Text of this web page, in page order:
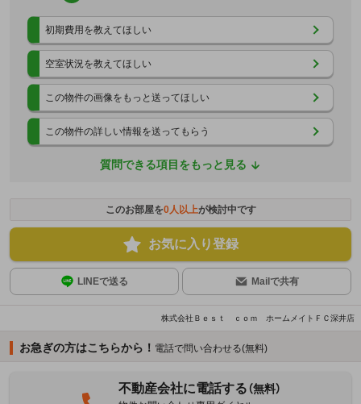
初期費用を教えてほしい
空室状況を教えてほしい
この物件の画像をもっと送ってほしい
この物件の詳しい情報を送ってもらう
質問できる項目をもっと見る
このお部屋を0人以上が検討中です
お気に入り登録
LINEで送る Mailで共有
株式会社Ｂｅｓｔ ｃｏｍ ホームメイトＦＣ深井店
お急ぎの方はこちらから！ 電話で問い合わせる(無料)
不動産会社に電話する（無料）